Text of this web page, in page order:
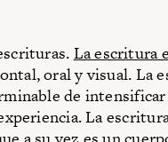
La escritura
oral y visual. La
de
La